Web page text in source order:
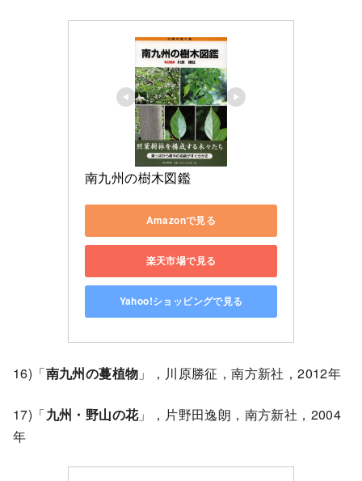
南九州の樹木図鑑
Amazonで見る
楽天市場で見る
Yahoo!ショッピングで見る
16)「南九州の蔓植物 」，川原勝征，南方新社，2012年
17)「九州・野山の花」，片野田逸朗，南方新社，2004
年